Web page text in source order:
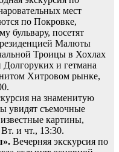
мест
по Покровке,
бульвару, посетят
Малюты
Троицы в Хохлах
и гетмана
Хитровом рынке,
на знаменитую
увидят съемочные
картины,
и чт., 13:30.
Вечерняя экскурсия по